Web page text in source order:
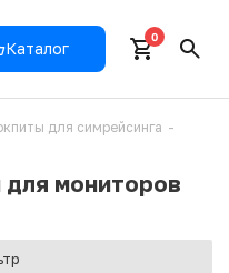
Каталог
0
для симрейсинга -
мониторов